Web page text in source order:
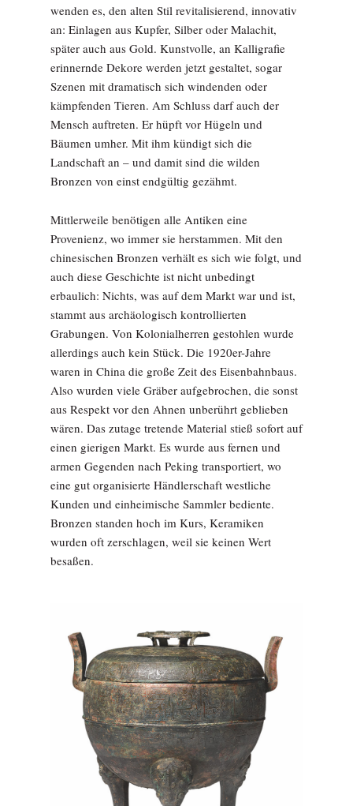
wenden es, den alten Stil revitalisierend, innovativ
an: Einlagen aus Kupfer, Silber oder Malachit,
später auch aus Gold. Kunstvolle, an Kalligrafie
erinnernde Dekore werden jetzt gestaltet, sogar
Szenen mit dramatisch sich windenden oder
kämpfenden Tieren. Am Schluss darf auch der
Mensch auftreten. Er hüpft vor Hügeln und
Bäumen umher. Mit ihm kündigt sich die
Landschaft an – und damit sind die wilden
Bronzen von einst endgültig gezähmt.
Mittlerweile benötigen alle Antiken eine
Provenienz, wo immer sie herstammen. Mit den
chinesischen Bronzen verhält es sich wie folgt, und
auch diese Geschichte ist nicht unbedingt
erbaulich: Nichts, was auf dem Markt war und ist,
stammt aus archäologisch kontrollierten
Grabungen. Von Kolonialherren gestohlen wurde
allerdings auch kein Stück. Die 1920er-Jahre
waren in China die große Zeit des Eisenbahnbaus.
Also wurden viele Gräber aufgebrochen, die sonst
aus Respekt vor den Ahnen unberührt geblieben
wären. Das zutage tretende Material stieß sofort auf
einen gierigen Markt. Es wurde aus fernen und
armen Gegenden nach Peking transportiert, wo
eine gut organisierte Händlerschaft westliche
Kunden und einheimische Sammler bediente.
Bronzen standen hoch im Kurs, Keramiken
wurden oft zerschlagen, weil sie keinen Wert
besaßen.